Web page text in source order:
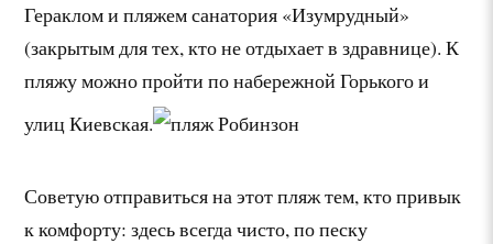
Гераклом и пляжем санатория «Изумрудный»
(закрытым для тех, кто не отдыхает в здравнице). К
пляжу можно пройти по набережной Горького и
улиц Киевская.
Советую отправиться на этот пляж тем, кто привык
к комфорту: здесь всегда чисто, по песку